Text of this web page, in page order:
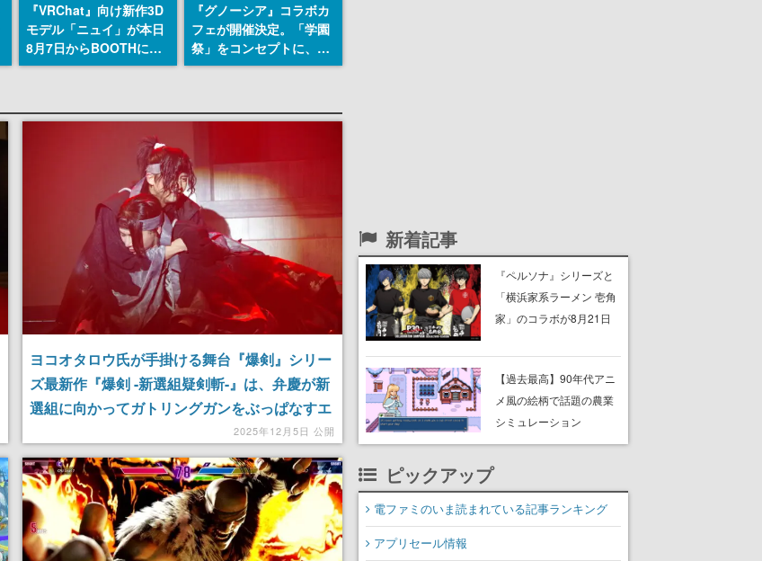
『VRChat』向け新作3D
モデル「ニュイ」が本日
8月7日からBOOTHにて
発売。瞳に光る星や感情
『グノーシア』コラボカ
フェが開催決定。「学園
祭」をコンセプトに、模
擬店やセツやSQ、ラキオ
ッズが展開
ヨコオタロウ氏が手掛ける舞台『爆剣』シリー
ズ最新作『爆剣 -新選組疑剣斬-』は、弁慶が新
選組に向かってガトリングガンをぶっぱなすエ
ンタメ爆盛り時代劇だった。能力バトル、ルー
プもの、歴史小説ネタ……あらゆる要素を織り
交ぜ、ヨコオ節全開【微ネタバレあり】
2025年12月5日 公開
新着記事
『ペルソナ』シリーズと
「横浜家系ラーメン 壱角
家」のコラボが8月21日
んこつラーメンや、おい
しく食べられるカレーラ
ーメンがラインナップ
【過去最高】90年代アニ
メ風の絵柄で話題の農業
シミュレーション
RPG『Fields of Mistria』
リースと同時に人気沸騰
ピックアップ
電ファミのいま読まれている記事ランキング
アプリセール情報